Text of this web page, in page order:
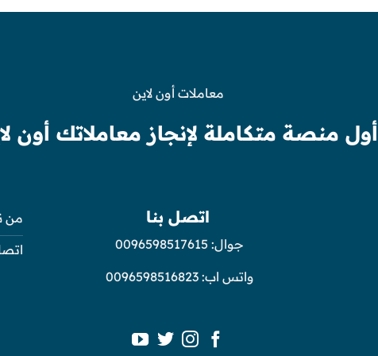
معاملات أون لاين
أول منصة متكاملة لإنجاز معاملاتك أون
اتصل بنا
جوال: 0096598517615
واتس اب:0096598516823
من